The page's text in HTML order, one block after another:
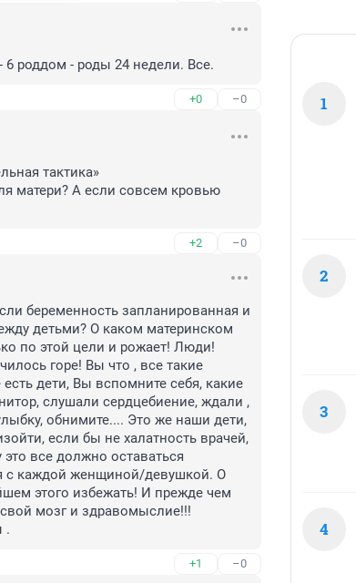
роддом - роды 24 недели. Все.
+0 –0
тактика»
+2 –0
беременность запланированная и
детьми? О каком материнском
по этой цели и рожает! Люди!
горе! Вы что , все такие
дети, Вы вспомните себя, какие
слушали сердцебиение, ждали ,
обнимите.... Это же наши дети,
если бы не халатность врачей,
все должно оставаться
с каждой женщиной/девушкой. О
этого избежать! И прежде чем
мозг и здравомыслие!!!
.
+1 –0
1
2
3
4